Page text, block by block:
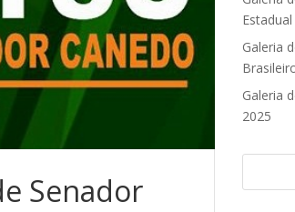
Senador
Galeria
Galeria
2025